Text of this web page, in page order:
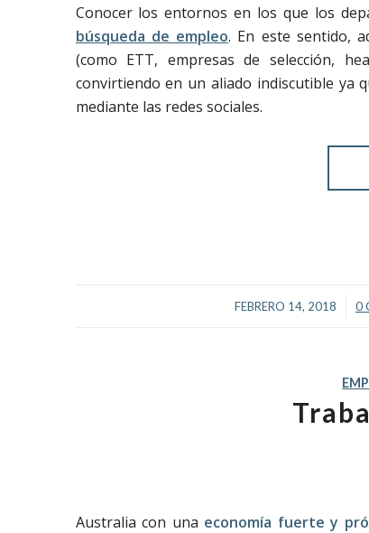
Conocer los entornos en los que los
búsqueda de empleo. En este sentido,
(como ETT, empresas de selección,
convirtiendo en un aliado indiscutible ya
mediante las redes sociales.
FEBRERO 14, 2018
/ 0
Australia con una economía fuerte y